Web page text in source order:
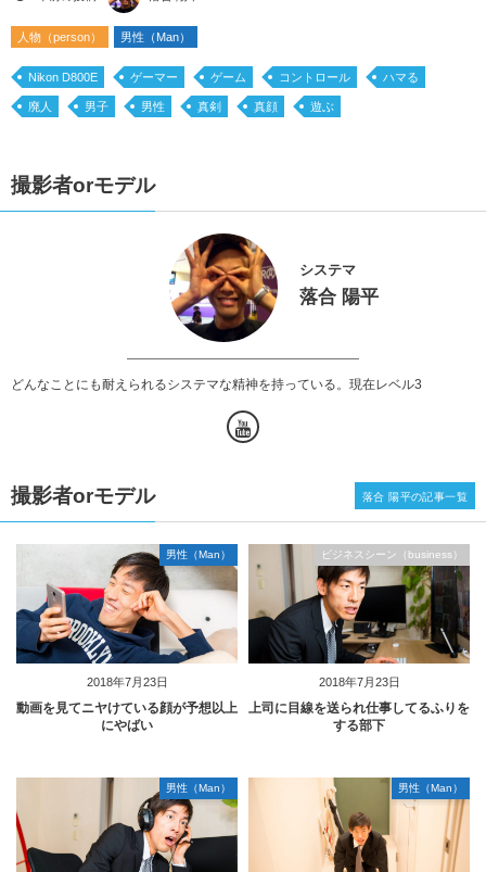
人物（person） 男性（Man）
Nikon D800E ゲーマー ゲーム コントロール ハマる
廃人 男子 男性 真剣 真顔 遊ぶ
撮影者orモデル
システマ
落合 陽平
どんなことにも耐えられるシステマな精神を持っている。現在レベル3
撮影者orモデル
2018年7月23日
男性（Man）
動画を見てニヤけている顔が予想以上
にやばい
2018年7月23日
ビジネスシーン（business）
上司に目線を送られ仕事してるふりを
する部下
男性（Man） 男性（Man）
落合 陽平の記事一覧